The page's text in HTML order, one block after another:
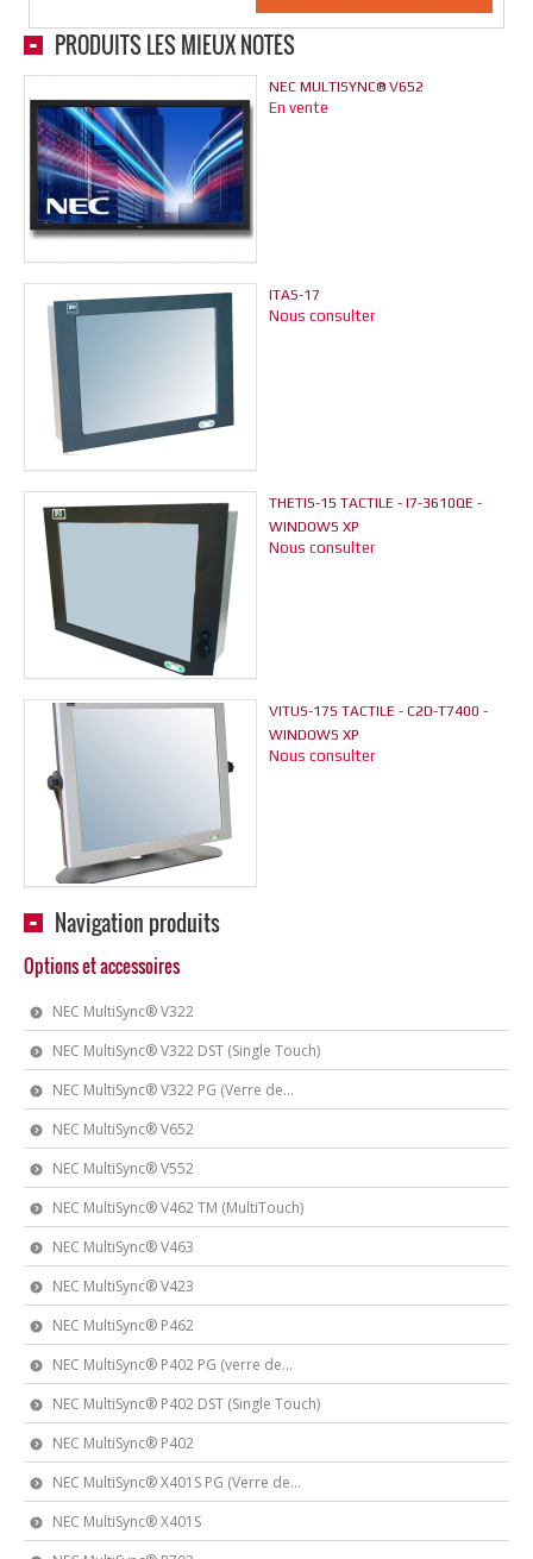
PRODUITS LES MIEUX NOTÉS
NEC MULTISYNC® V652
En vente
ITAS-17
Nous consulter
THETIS-15 TACTILE - I7-3610QE -
WINDOWS XP
Nous consulter
VITUS-17S TACTILE - C2D-T7400 -
WINDOWS XP
Nous consulter
Navigation produits
Options et accessoires
NEC MultiSync® V322
NEC MultiSync® V322 DST (Single Touch)
NEC MultiSync® V322 PG (Verre de...
NEC MultiSync® V652
NEC MultiSync® V552
NEC MultiSync® V462 TM (MultiTouch)
NEC MultiSync® V463
NEC MultiSync® V423
NEC MultiSync® P462
NEC MultiSync® P402 PG (verre de...
NEC MultiSync® P402 DST (Single Touch)
NEC MultiSync® P402
NEC MultiSync® X401S PG (Verre de...
NEC MultiSync® X401S